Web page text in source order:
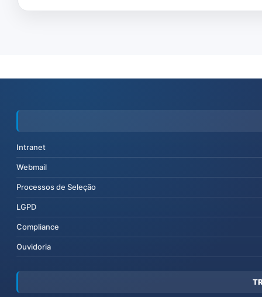
Intranet
Webmail
Processos de Seleção
LGPD
Compliance
Ouvidoria